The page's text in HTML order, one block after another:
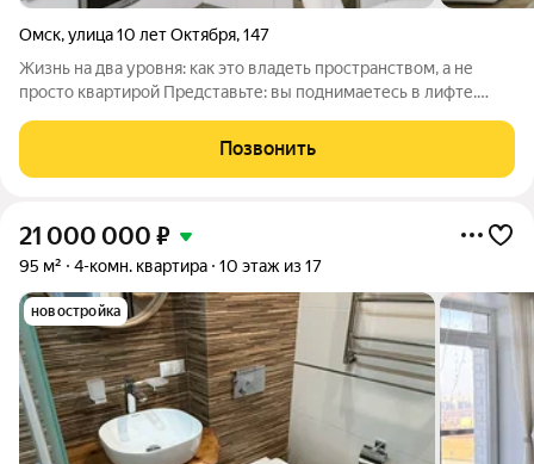
Омск,улица 10 лет Октября,147
Жизнь на два уровня: как это владеть пространством, а не
просто квартирой Представьте: вы поднимаетесь в лифте.
хлопнет дверью в 7 утра.
Позвонить
21 000 000 ₽
95 м² 4-комн. квартира 10 этаж из 17
новостройка